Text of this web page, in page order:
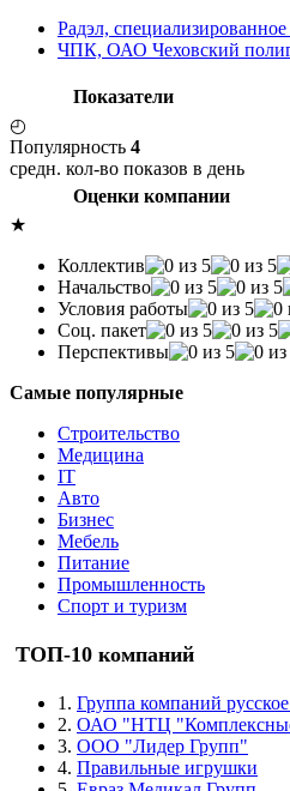
Радэл,
ЧПК, ОАО Чеховский
Показатели
◴
Популярность 4
средн. кол-во показов в день
Оценки компании
★
Коллектив
Начальство
Условия работы
Соц. пакет
Перспективы
Самые популярные
Строительство
Медицина
IT
Авто
Бизнес
Мебель
Питание
Промышленность
Спорт и туризм
ТОП-10 компаний
1. Группа компаний
2. ОАО "НТЦ
3. ООО "Лидер Групп"
4. Правильные игрушки